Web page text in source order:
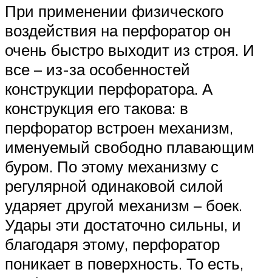
При применении физического
воздействия на перфоратор он
очень быстро выходит из строя. И
все – из-за особенностей
конструкции перфоратора. А
конструкция его такова: в
перфоратор встроен механизм,
именуемый свободно плавающим
буром. По этому механизму с
регулярной одинаковой силой
ударяет другой механизм – боек.
Удары эти достаточно сильны, и
благодаря этому, перфоратор
поникает в поверхность. То есть,